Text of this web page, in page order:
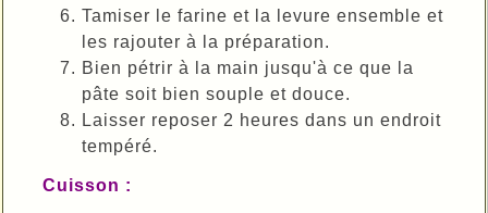
Tamiser le farine et la levure ensemble et
les rajouter à la préparation.
Bien pétrir à la main jusqu'à ce que la
pâte soit bien souple et douce.
Laisser reposer 2 heures dans un endroit
tempéré.
Cuisson :